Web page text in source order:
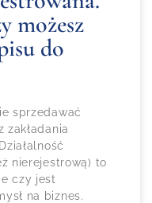
możesz
do
sprzedawać
zakładania
nierejestrową) to
czy jest
na biznes.